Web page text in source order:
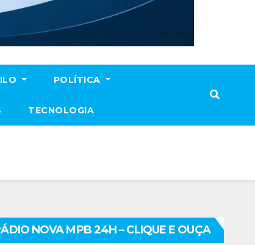
POLÍTICA
TECNOLOGIA
NOVA MPB 24H – CLIQUE E OUÇA